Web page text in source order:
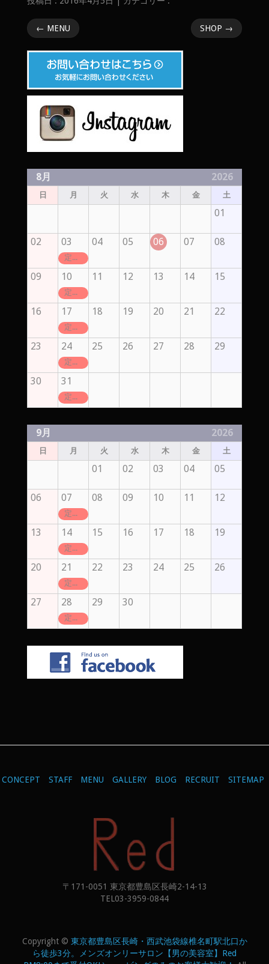
← MENU SHOP →
8月 2026
日 月 火 水 木 金 土
01
02 03
定休日
04 05 06 07 08
09 10
定休日
11 12 13 14 15
16 17
定休日
18 19 20 21 22
23 24
定休日
25 26 27 28 29
30 31
定休日
9月 2026
日 月 火 水 木 金 土
01 02 03 04 05
06 07
定休日
08 09 10 11 12
13 14
定休日
15 16 17 18 19
20 21
定休日
22 23 24 25 26
27 28
定休日
29 30
CONCEPT STAFF MENU GALLERY BLOG RECRUIT SITEMAP
〒171-0051 東京都豊島区長崎2-14-13
TEL03-3959-0844
Copyright © 東京都豊島区長崎・西武池袋線椎名町駅北口か
ら徒歩3分。メンズオンリーサロン【男の美容室】Red